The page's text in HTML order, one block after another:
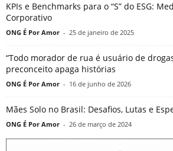
KPIs e Benchmarks para o “S” do ESG:
Corporativo
ONG É Por Amor - 25 de janeiro de 2025
“Todo morador de rua é usuário de
preconceito apaga histórias
ONG É Por Amor - 16 de junho de 2026
Mães Solo no Brasil: Desafios, Lutas e
ONG É Por Amor - 26 de março de 2024